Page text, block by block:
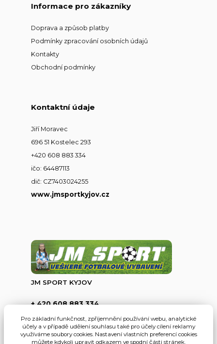
Informace pro zákazníky
Doprava a způsob platby
Podmínky zpracování osobních údajů
Kontakty
Obchodní podmínky
Kontaktní údaje
Jiří Moravec
696 51 Kostelec 293
+420 608 883 334
ičo: 64487113
dič: CZ7403024255
www.jmsportkyjov.cz
JM SPORT KYJOV
+ 420 608 883 334
info@jmsportkyjov.cz
Pro základní funkčnost, zpříjemnění používání webu, analytické
účely a v případě udělení souhlasu také pro účely cílení reklamy
využíváme soubory cookies. Nastavení vlastních preferencí cookies
můžete kdykoli upravit odkazem ve spodní části stránek.